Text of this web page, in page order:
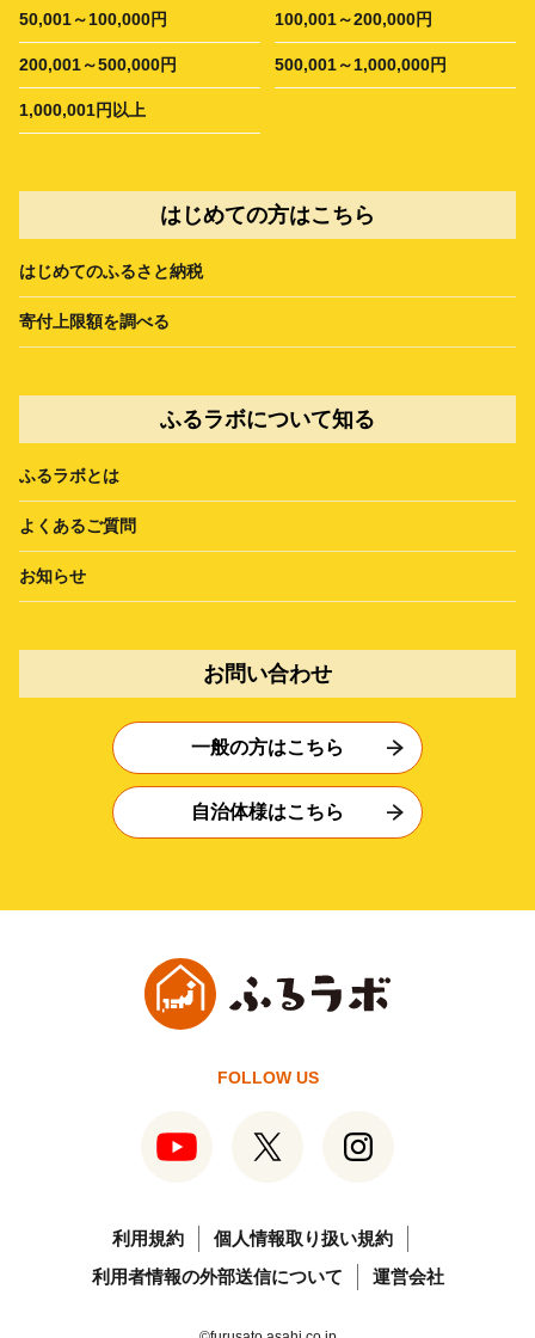
50,001～100,000円 100,001～200,000円
200,001～500,000円 500,001～1,000,000円
1,000,001円以上
はじめての方はこちら
はじめてのふるさと納税
寄付上限額を調べる
ふるラボについて知る
ふるラボとは
よくあるご質問
お知らせ
お問い合わせ
一般の方はこちら
自治体様はこちら
FOLLOW US
利用規約
個人情報取り扱い規約
利用者情報の外部送信について
運営会社